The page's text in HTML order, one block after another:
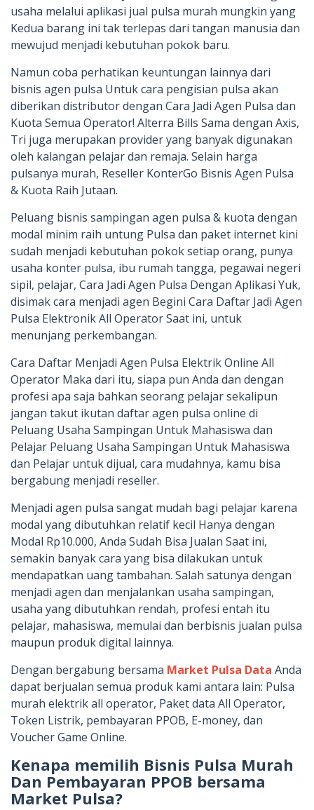
usaha melalui aplikasi jual pulsa murah mungkin yang
Kedua barang ini tak terlepas dari tangan manusia dan
mewujud menjadi kebutuhan pokok baru.
Namun coba perhatikan keuntungan lainnya dari
bisnis agen pulsa Untuk cara pengisian pulsa akan
diberikan distributor dengan Cara Jadi Agen Pulsa dan
Kuota Semua Operator! Alterra Bills Sama dengan Axis,
Tri juga merupakan provider yang banyak digunakan
oleh kalangan pelajar dan remaja. Selain harga
pulsanya murah, Reseller KonterGo Bisnis Agen Pulsa
& Kuota Raih Jutaan.
Peluang bisnis sampingan agen pulsa & kuota dengan
modal minim raih untung Pulsa dan paket internet kini
sudah menjadi kebutuhan pokok setiap orang, punya
usaha konter pulsa, ibu rumah tangga, pegawai negeri
sipil, pelajar, Cara Jadi Agen Pulsa Dengan Aplikasi Yuk,
disimak cara menjadi agen Begini Cara Daftar Jadi Agen
Pulsa Elektronik All Operator Saat ini, untuk
menunjang perkembangan.
Cara Daftar Menjadi Agen Pulsa Elektrik Online All
Operator Maka dari itu, siapa pun Anda dan dengan
profesi apa saja bahkan seorang pelajar sekalipun
jangan takut ikutan daftar agen pulsa online di
Peluang Usaha Sampingan Untuk Mahasiswa dan
Pelajar Peluang Usaha Sampingan Untuk Mahasiswa
dan Pelajar untuk dijual, cara mudahnya, kamu bisa
bergabung menjadi reseller.
Menjadi agen pulsa sangat mudah bagi pelajar karena
modal yang dibutuhkan relatif kecil Hanya dengan
Modal Rp10.000, Anda Sudah Bisa Jualan Saat ini,
semakin banyak cara yang bisa dilakukan untuk
mendapatkan uang tambahan. Salah satunya dengan
menjadi agen dan menjalankan usaha sampingan,
usaha yang dibutuhkan rendah, profesi entah itu
pelajar, mahasiswa, memulai dan berbisnis jualan pulsa
maupun produk digital lainnya.
Dengan bergabung bersama Market Pulsa Data Anda
dapat berjualan semua produk kami antara lain: Pulsa
murah elektrik all operator, Paket data All Operator,
Token Listrik, pembayaran PPOB, E-money, dan
Voucher Game Online.
Kenapa memilih Bisnis Pulsa Murah
Dan Pembayaran PPOB bersama
Market Pulsa?